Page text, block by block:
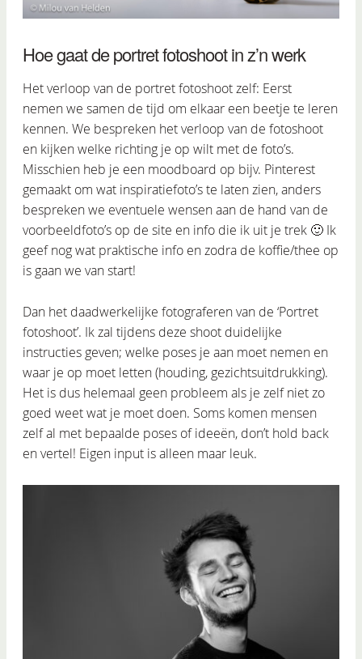
Hoe gaat de portret fotoshoot in z’n werk
Het verloop van de portret fotoshoot zelf: Eerst
nemen we samen de tijd om elkaar een beetje te leren
kennen. We bespreken het verloop van de fotoshoot
en kijken welke richting je op wilt met de foto’s.
Misschien heb je een moodboard op bijv. Pinterest
gemaakt om wat inspiratiefoto’s te laten zien, anders
bespreken we eventuele wensen aan de hand van de
voorbeeldfoto’s op de site en info die ik uit je trek 🙂 Ik
geef nog wat praktische info en zodra de koffie/thee op
is gaan we van start!
Dan het daadwerkelijke fotograferen van de ‘Portret
fotoshoot’. Ik zal tijdens deze shoot duidelijke
instructies geven; welke poses je aan moet nemen en
waar je op moet letten (houding, gezichtsuitdrukking).
Het is dus helemaal geen probleem als je zelf niet zo
goed weet wat je moet doen. Soms komen mensen
zelf al met bepaalde poses of ideeën, don’t hold back
en vertel! Eigen input is alleen maar leuk.